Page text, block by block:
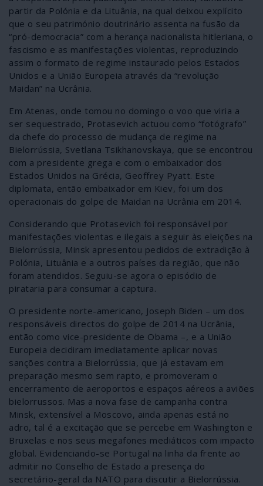
partir da Polónia e da Lituânia, na qual deixou explícito
que o seu património doutrinário assenta na fusão da
“pró-democracia” com a herança nacionalista hitleriana, o
fascismo e as manifestações violentas, reproduzindo
assim o formato de regime instaurado pelos Estados
Unidos e a União Europeia através da “revolução
Maidan” na Ucrânia.
Em Atenas, onde tomou no domingo o voo que viria a
ser sequestrado, Protasevich actuou como “fotógrafo”
da chefe do processo de mudança de regime na
Bielorrússia, Svetlana Tsikhanovskaya, que se encontrou
com a presidente grega e com o embaixador dos
Estados Unidos na Grécia, Geoffrey Pyatt. Este
diplomata, então embaixador em Kiev, foi um dos
operacionais do golpe de Maidan na Ucrânia em 2014.
Considerando que Protasevich foi responsável por
manifestações violentas e ilegais a seguir às eleições na
Bielorrússia, Minsk apresentou pedidos de extradição à
Polónia, Lituânia e a outros países da região, que não
foram atendidos. Seguiu-se agora o episódio de
pirataria para consumar a captura.
O presidente norte-americano, Joseph Biden – um dos
responsáveis directos do golpe de 2014 na Ucrânia,
então como vice-presidente de Obama –, e a União
Europeia decidiram imediatamente aplicar novas
sanções contra a Bielorrússia, que já estavam em
preparação mesmo sem rapto, e promoveram o
encerramento de aeroportos e espaços aéreos a aviões
bielorrussos. Mas a nova fase de campanha contra
Minsk, extensível a Moscovo, ainda apenas está no
adro, tal é a excitação que se percebe em Washington e
Bruxelas e nos seus megafones mediáticos com impacto
global. Evidenciando-se Portugal na linha da frente ao
admitir no Conselho de Estado a presença do
secretário-geral da NATO para discutir a Bielorrússia.